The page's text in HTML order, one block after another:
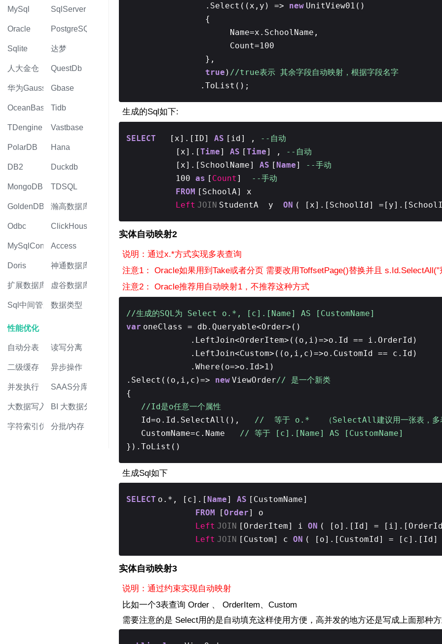
MySql SqlServer
Oracle PostgreSQL
Sqlite 达梦
人大金仓 QuestDb
华为Gauss Gbase
OceanBase Tidb
TDengine Vastbase
PolarDB Hana
DB2 Duckdb
MongoDB TDSQL
GoldenDB 瀚高数据库
Odbc ClickHouse
MySqlConnector
Access
Doris 神通数据库
扩展数据库 虚谷数据库
Sql中间管道 数据类型
性能优化
自动分表 读写分离
二级缓存 异步操作
并发执行 SAAS分库
大数据写入 BI 大数据分析
字符索引优化分批/内存
.Select((x,y) => new UnitView01()
{
Name=x.SchoolName,
Count=100
},
true ) //true表示 其余字段自动映射，根据字段名字
.ToList();
生成的Sql如下:
SELECT [x].[ID] AS [id] ,
--自动
[x].[Time] AS [Time] ,
--自动
[x].[SchoolName] AS [ Name]
--手动
100 as [ Count ]
--手动
FROM
[SchoolA] x
Left JOIN StudentA y ON ( [x].[SchoolId]
实体自动映射2
说明：通过x.*方式实现多表查询
注意1： Oracle如果用到Take或者分页 需要改用ToffsetPage()替换并且
注意2： Oracle推荐用自动映射1，不推荐这种方式
//生成的SQL为 Select o.*, [c].[Name] AS [CustomName]
var oneClass = db.Queryable<Order>()
.LeftJoin<OrderItem>((o,i)=>o.Id == i.OrderId)
.LeftJoin<Custom>((o,i,c)=>o.CustomId == c.Id)
.Where(o=>o.Id>1)
.Select((o,i,c)=> new ViewOrder// 是一个新类
{
//Id是o任意一个属性
Id=o.Id.SelectAll(),
// 等于 o.* （SelectAll建议用一张表，多表
CustomName=c.Name
// 等于 [c].[Name] AS [CustomName]
}).ToList()
生成Sql如下
SELECT o.*, [c].[ Name] AS [CustomName]
FROM
[Order] o
Left JOIN [OrderItem] i ON ( [o].[Id] =
Left JOIN [Custom] c ON ( [o].[CustomId] =
实体自动映射3
说明：通过约束实现自动映射
比如一个3表查询 Order 、 OrderItem、Custom
需要注意的是 Select用的是自动填充这样使用方便，高并发的地方还是写成上面那种